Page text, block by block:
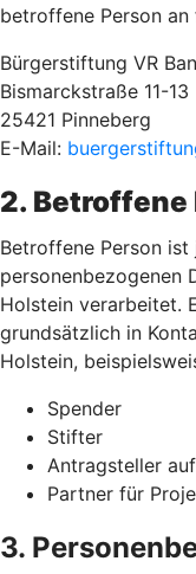
betroffene Person
Bürgerstiftung VR
Bismarckstraße 11-13
25421 Pinneberg
E-Mail:
2. Betroffene
Betroffene Person
personenbezogenen
Holstein verarbeitet.
grundsätzlich in
Holstein,
Spender
Stifter
Antragsteller
Partner für
3.